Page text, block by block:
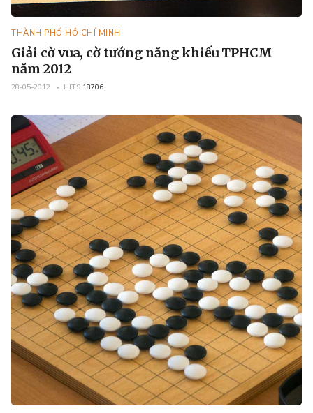
THÀNH PHỐ HỒ CHÍ MINH
Giải cờ vua, cờ tướng năng khiếu TPHCM
năm 2012
28-05-2012 HITS 18706